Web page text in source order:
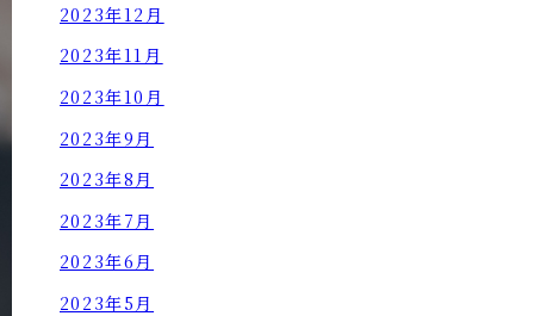
2023年12月
2023年11月
2023年10月
2023年9月
2023年8月
2023年7月
2023年6月
2023年5月